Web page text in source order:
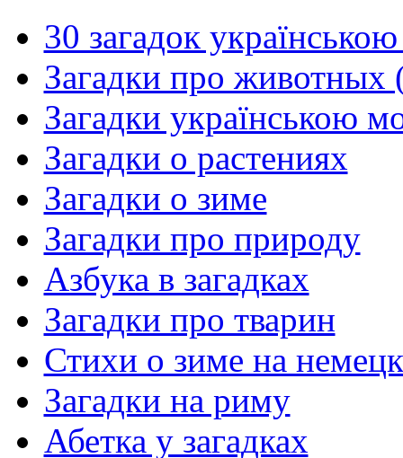
30 загадок
Загадки про животных
Загадки українською
Загадки о растениях
Загадки о зиме
Загадки про природу
Азбука в загадках
Загадки про тварин
Стихи о зиме на
Загадки на риму
Абетка у загадках